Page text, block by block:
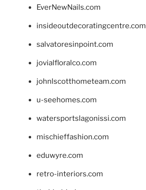
EverNewNails.com
insideoutdecoratingcentre.com
salvatoresinpoint.com
jovialfloralco.com
johnlscotthometeam.com
u-seehomes.com
watersportslagonissi.com
mischieffashion.com
eduwyre.com
retro-interiors.com